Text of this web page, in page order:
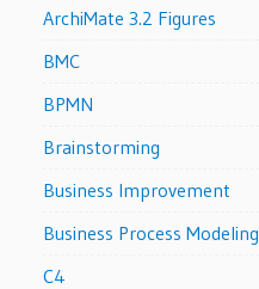
ArchiMate 3.2 Figures
BMC
BPMN
Brainstorming
Business Improvement
Business Process Modeling
C4